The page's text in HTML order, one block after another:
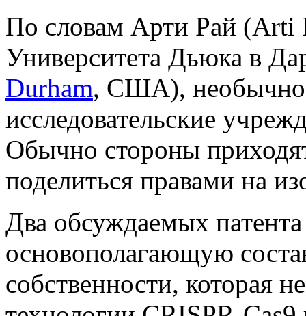
По словам Арти Рай (Arti
Университета Дьюка в
Durham, США),
исследовательские
Обычно стороны
поделиться правами на
Два обсуждаемых
основополагающую
собственности, которая